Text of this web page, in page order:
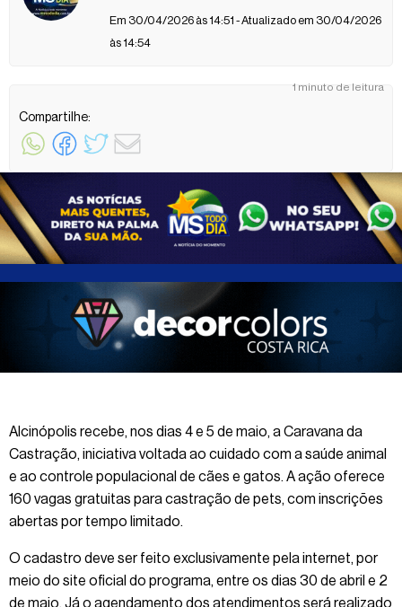
1 minuto de leitura
Em 30/04/2026 às 14:51 - Atualizado em 30/04/2026
às 14:54
Compartilhe:
Alcinópolis recebe, nos dias 4 e 5 de maio, a Caravana da
Castração, iniciativa voltada ao cuidado com a saúde animal
e ao controle populacional de cães e gatos. A ação oferece
160 vagas gratuitas para castração de pets, com inscrições
abertas por tempo limitado.
O cadastro deve ser feito exclusivamente pela internet, por
meio do site oficial do programa, entre os dias 30 de abril e 2
de maio. Já o agendamento dos atendimentos será realizado